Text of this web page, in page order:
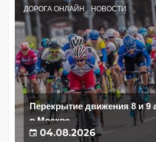
ДОРОГА ОНЛАЙН НОВОСТИ
Перекрытие движения 8 и 9
в Москве
04.08.2026